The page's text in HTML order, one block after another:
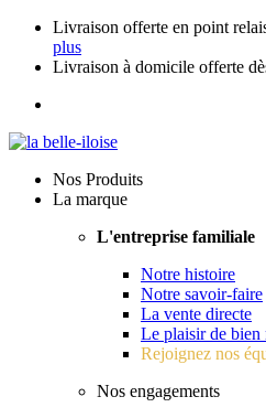
Livraison offerte en point
plus
Livraison à domicile offerte
Nos Produits
La marque
L'entreprise familiale
Notre histoire
Notre savoir-faire
La vente directe
Le plaisir de bien
Rejoignez nos
Nos engagements